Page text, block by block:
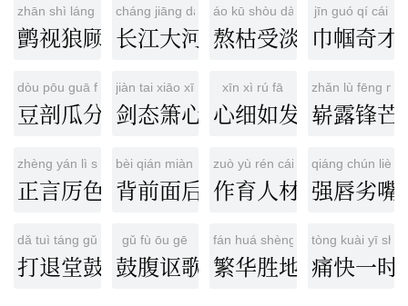
zhān shì láng gù
鹯视狼顾
cháng jiāng dà hé
长江大河
áo kū shòu dàn
熬枯受淡
jīn guó qí cái
巾帼奇才
dòu pōu guā fēn
豆剖瓜分
jiàn tai xiāo xīn
剑态箫心
xīn xì rú fā
心细如发
zhǎn lù fēng
崭露锋芒
zhèng yán lì sè
正言厉色
bèi qián miàn hòu
背前面后
zuò yù rén cái
作育人材
qiáng chún liè
强唇劣嘴
dǎ tuì táng gǔ
打退堂鼓
gǔ fù ōu gē
鼓腹讴歌
fán huá shèng dì
繁华胜地
tòng kuài yī shí
痛快一时